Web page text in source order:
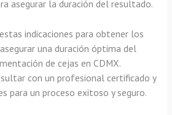
asegurar la duración del resultado.
indicaciones para obtener los
una duración óptima del
de cejas en CDMX.
con un profesional certificado y
para un proceso exitoso y seguro.